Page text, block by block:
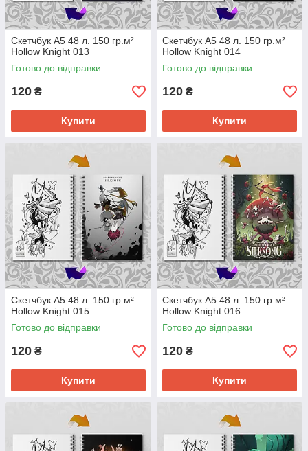
Скетчбук А5 48 л. 150 гр.м²
Hollow Knight 013
Готово до відправки
120 ₴
Купити
Скетчбук А5 48 л. 150 гр.м²
Hollow Knight 014
Готово до відправки
120 ₴
Купити
Скетчбук А5 48 л. 150 гр.м²
Hollow Knight 015
Готово до відправки
120 ₴
Купити
Скетчбук А5 48 л. 150 гр.м²
Hollow Knight 016
Готово до відправки
120 ₴
Купити